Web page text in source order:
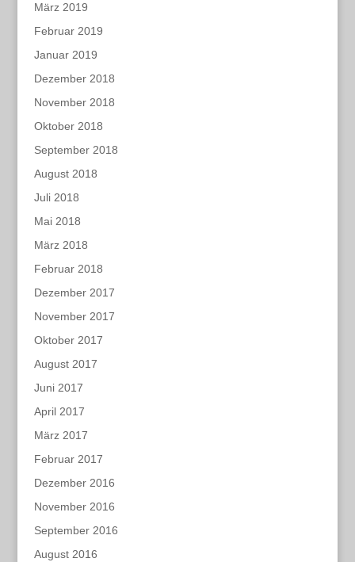
März 2019
Februar 2019
Januar 2019
Dezember 2018
November 2018
Oktober 2018
September 2018
August 2018
Juli 2018
Mai 2018
März 2018
Februar 2018
Dezember 2017
November 2017
Oktober 2017
August 2017
Juni 2017
April 2017
März 2017
Februar 2017
Dezember 2016
November 2016
September 2016
August 2016